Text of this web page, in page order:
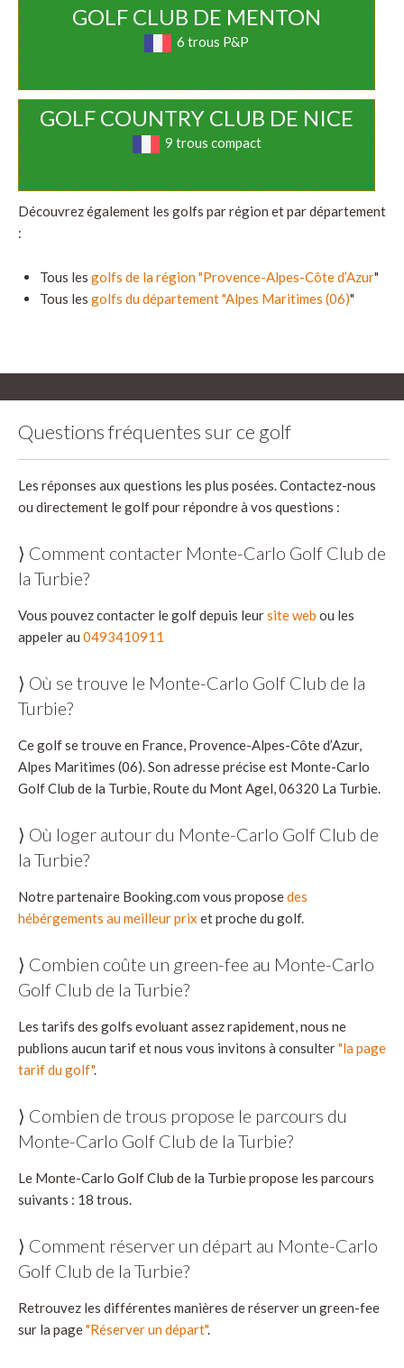
GOLF CLUB DE MENTON
6 trous P&P
GOLF COUNTRY CLUB DE NICE
9 trous compact
Découvrez également les golfs par région et par département
:
Tous les golfs de la région "Provence-Alpes-Côte d’Azur"
Tous les golfs du département "Alpes Maritimes (06)"
Questions fréquentes sur ce golf
Les réponses aux questions les plus posées. Contactez-nous
ou directement le golf pour répondre à vos questions :
⟩ Comment contacter Monte-Carlo Golf Club de
la Turbie?
Vous pouvez contacter le golf depuis leursite web ou les
appeler au 0493410911
⟩ Où se trouve le Monte-Carlo Golf Club de la
Turbie?
Ce golf se trouve en France, Provence-Alpes-Côte d’Azur,
Alpes Maritimes (06). Son adresse précise est Monte-Carlo
Golf Club de la Turbie, Route du Mont Agel, 06320 La Turbie.
⟩ Où loger autour du Monte-Carlo Golf Club de
la Turbie?
Notre partenaire Booking.com vous proposedes
hébérgements au meilleur prix et proche du golf.
⟩ Combien coûte un green-fee au Monte-Carlo
Golf Club de la Turbie?
Les tarifs des golfs evoluant assez rapidement, nous ne
publions aucun tarif et nous vous invitons à consulter"la page
tarif du golf".
⟩ Combien de trous propose le parcours du
Monte-Carlo Golf Club de la Turbie?
Le Monte-Carlo Golf Club de la Turbie propose les parcours
suivants : 18 trous.
⟩ Comment réserver un départ au Monte-Carlo
Golf Club de la Turbie?
Retrouvez les différentes manières de réserver un green-fee
sur la page"Réserver un départ".